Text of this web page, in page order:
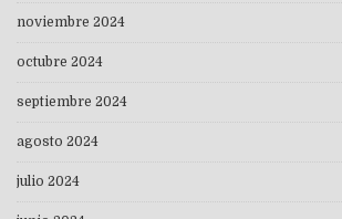
noviembre 2024
octubre 2024
septiembre 2024
agosto 2024
julio 2024